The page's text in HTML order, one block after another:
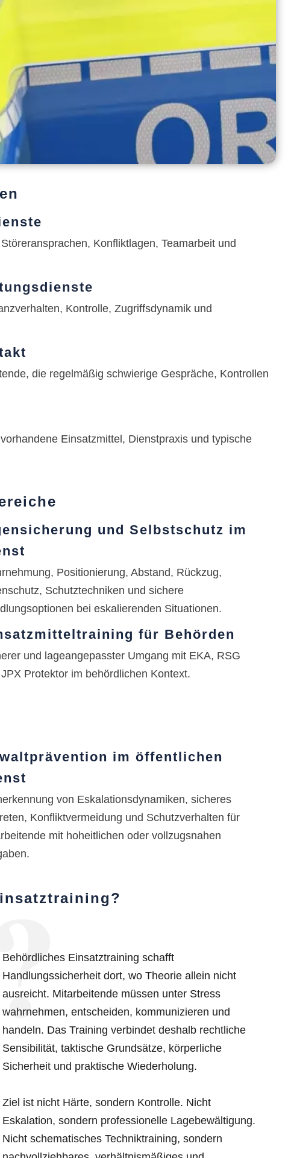
Konfliktlagen, Teamarbeit und
Kontrolle, Zugriffsdynamik und
die regelmäßig schwierige Gespräche, Kontrollen
Einsatzmittel, Dienstpraxis und typische
und Selbstschutz im
Positionierung, Abstand, Rückzug,
Schutztechniken und sichere
bei eskalierenden Situationen.
für Behörden
und lageangepasster Umgang mit EKA, RSG
Protektor im behördlichen Kontext.
im öffentlichen
von Eskalationsdynamiken, sicheres
Konfliktvermeidung und Schutzverhalten für
mit hoheitlichen oder vollzugsnahen
Behördliches Einsatztraining schafft
Handlungssicherheit dort, wo Theorie allein nicht
ausreicht. Mitarbeitende müssen unter Stress
wahrnehmen, entscheiden, kommunizieren und
handeln. Das Training verbindet deshalb rechtliche
Sensibilität, taktische Grundsätze, körperliche
Sicherheit und praktische Wiederholung.
Ziel ist nicht Härte, sondern Kontrolle. Nicht
Eskalation, sondern professionelle Lagebewältigung.
Nicht schematisches Techniktraining, sondern